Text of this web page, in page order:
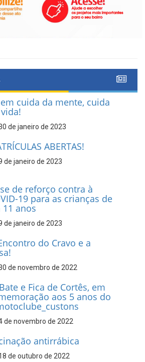
cuida da mente, cuida
de janeiro de 2023
ABERTAS!
de janeiro de 2023
de reforço contra à
19 para as crianças de
11 anos
de janeiro de 2023
do Cravo e a
de novembro de 2022
e Fica de Cortês, em
aos 5 anos do
de novembro de 2022
antirrábica
de outubro de 2022